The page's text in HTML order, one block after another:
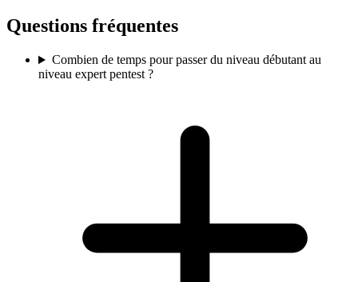
Questions fréquentes
Combien de temps pour passer du niveau débutant au
niveau expert pentest ?